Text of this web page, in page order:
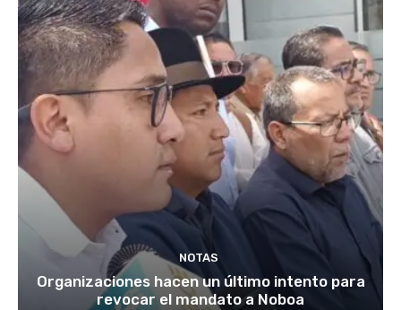
NOTAS
Organizaciones hacen un último intento para
revocar el mandato a Noboa